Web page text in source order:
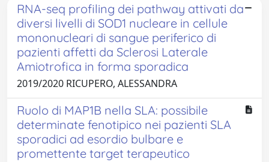
RNA-seq profiling dei pathway attivati da
diversi livelli di SOD1 nucleare in cellule
mononucleari di sangue periferico di
pazienti affetti da Sclerosi Laterale
Amiotrofica in forma sporadica
2019/2020 RICUPERO, ALESSANDRA
Ruolo di MAP1B nella SLA: possibile
determinate fenotipico nei pazienti SLA
sporadici ad esordio bulbare e
promettente target terapeutico